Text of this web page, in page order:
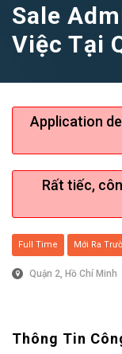
Sale
Việc Tại
Application
Rất tiếc,
Full Time Mới Ra
Quận 2, Hồ Chí Minh
Thông Tin